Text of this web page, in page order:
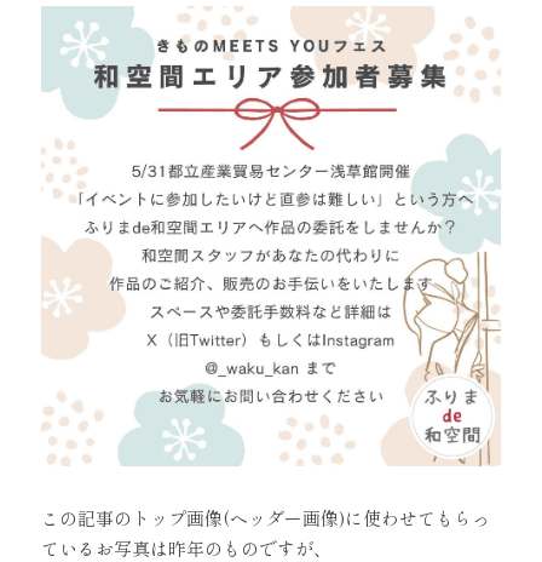
この記事のトップ画像(ヘッダー画像)に使わせてもらっ
ているお写真は昨年のものですが、